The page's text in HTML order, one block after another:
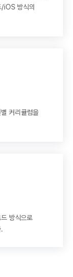
iOS 방식의
커리큘럼을
방식으로